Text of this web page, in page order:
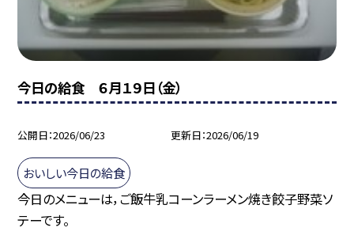
今日の給食 ６月１９日（金）
公開日 2026/06/23 更新日 2026/06/19
おいしい今日の給食
今日のメニューは，ご飯牛乳コーンラーメン焼き餃子野菜ソ
テーです。